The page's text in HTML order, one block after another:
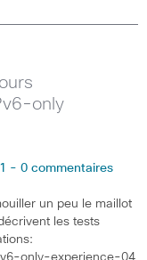
only
- 0 commentaires
un peu le maillot
les tests
only-experience-04